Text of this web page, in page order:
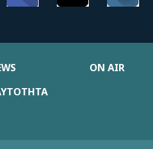
ON AIR